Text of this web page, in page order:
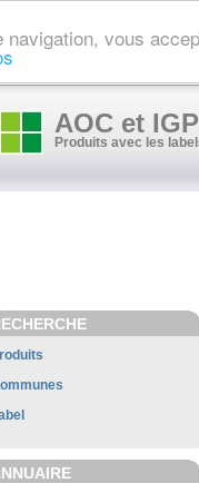
navigation, vous
AOC et IGP
Produits avec les